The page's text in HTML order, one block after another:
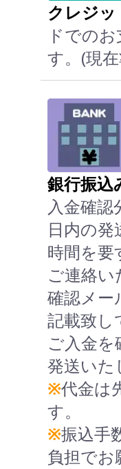
クレジ
ドでの
す。(現
銀行振込
入金確認
日内の
時間を要
ご連絡
確認メー
記載致し
ご入金を
発送いた
※代金は
す。
※振込手
負担でお